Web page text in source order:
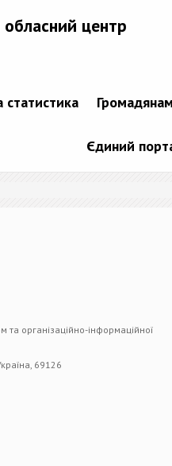
обласний центр
статистика Громадянам
Єдиний
та організаційно-інформаційної
69126